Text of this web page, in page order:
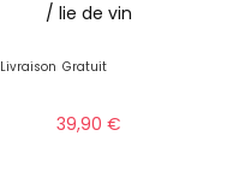
/ lie de vin
Livraison Gratuit
39,90€